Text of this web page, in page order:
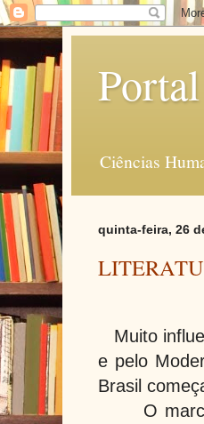
Ciências
quinta-feira, 26
Muito
e pelo
Brasil
O